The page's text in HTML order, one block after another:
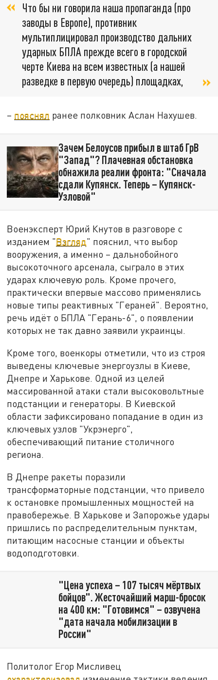
Что бы ни говорила наша пропаганда (про
заводы в Европе), противник
мультиплицировал производство дальних
ударных БПЛА прежде всего в городской
черте Киева на всем известных (а нашей
разведке в первую очередь) площадках,
– пояснял ранее полковник Аслан Нахушев.
Зачем Белоусов прибыл в штаб ГрВ
"Запад"? Плачевная обстановка
обнажила реалии фронта: "Сначала
сдали Купянск. Теперь – Купянск-
Узловой"
Военэксперт Юрий Кнутов в разговоре с
изданием "Взгляд" пояснил, что выбор
вооружения, а именно – дальнобойного
высокоточного арсенала, сыграло в этих
ударах ключевую роль. Кроме прочего,
практически впервые массово применялись
новые типы реактивных "Гераней". Вероятно,
речь идёт о БПЛА "Герань-6", о появлении
которых не так давно заявили украинцы.
Кроме того, военкоры отметили, что из строя
выведены ключевые энергоузлы в Киеве,
Днепре и Харькове. Одной из целей
массированной атаки стали высоковольтные
подстанции и генераторы. В Киевской
области зафиксировано попадание в один из
ключевых узлов "Укрэнерго",
обеспечивающий питание столичного
региона.
В Днепре ракеты поразили
трансформаторные подстанции, что привело
к остановке промышленных мощностей на
правобережье. В Харькове и Запорожье удары
пришлись по распределительным пунктам,
питающим насосные станции и объекты
водоподготовки.
"Цена успеха – 107 тысяч мёртвых
бойцов". Жесточайший марш-бросок
на 400 км: "Готовимся" – озвучена
"дата начала мобилизации в
России"
Политолог Егор Мисливец